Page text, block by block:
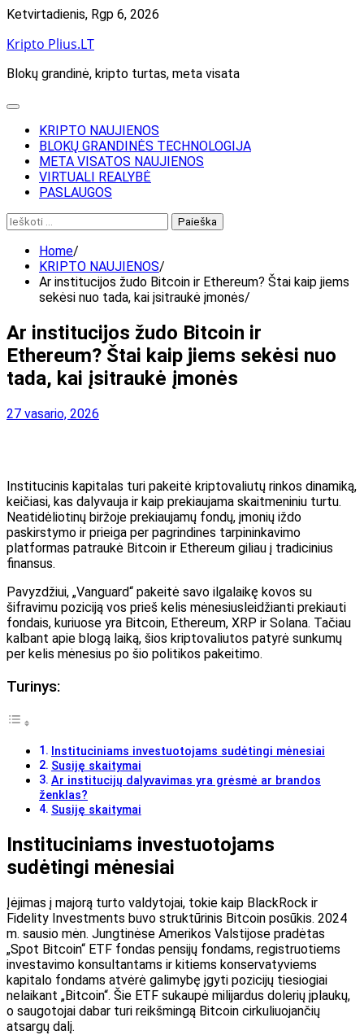
Skip
content
Ketvirtadienis, Rgp 6, 2026
Kripto Plius.LT
Blokų grandinė, kripto turtas, meta visata
KRIPTO NAUJIENOS
BLOKŲ GRANDINĖS TECHNOLOGIJA
META VISATOS NAUJIENOS
VIRTUALI REALYBĖ
PASLAUGOS
Ieškoti:
Home
KRIPTO NAUJIENOS
Ar institucijos žudo Bitcoin ir Ethereum? Štai kaip jiems
sekėsi nuo tada, kai įsitraukė įmonės
Ar institucijos žudo Bitcoin ir
Ethereum? Štai kaip jiems sekėsi nuo
tada, kai įsitraukė įmonės
27 vasario, 2026
Institucinis kapitalas turi pakeitė kriptovaliutų rinkos dinamiką,
keičiasi, kas dalyvauja ir kaip prekiaujama skaitmeniniu turtu.
Neatidėliotinų biržoje prekiaujamų fondų, įmonių iždo
paskirstymo ir prieiga per pagrindines tarpininkavimo
platformas patraukė Bitcoin ir Ethereum giliau į tradicinius
finansus.
Pavyzdžiui, „Vanguard“ pakeitė savo ilgalaikę kovos su
šifravimu poziciją vos prieš kelis mėnesiusleidžianti prekiauti
fondais, kuriuose yra Bitcoin, Ethereum, XRP ir Solana. Tačiau
kalbant apie blogą laiką, šios kriptovaliutos patyrė sunkumų
per kelis mėnesius po šio politikos pakeitimo.
Turinys:
Instituciniams investuotojams sudėtingi mėnesiai
Susiję skaitymai
Ar institucijų dalyvavimas yra grėsmė ar brandos
ženklas?
Susiję skaitymai
Instituciniams investuotojams
sudėtingi mėnesiai
Įėjimas į majorą turto valdytojai, tokie kaip BlackRock ir
Fidelity Investments buvo struktūrinis Bitcoin posūkis. 2024
m. sausio mėn. Jungtinėse Amerikos Valstijose pradėtas
„Spot Bitcoin“ ETF fondas pensijų fondams, registruotiems
investavimo konsultantams ir kitiems konservatyviems
kapitalo fondams atvėrė galimybę įgyti pozicijų tiesiogiai
nelaikant „Bitcoin“. Šie ETF sukaupė milijardus dolerių įplaukų,
o saugotojai dabar turi reikšmingą Bitcoin cirkuliuojančių
atsargų dalį.